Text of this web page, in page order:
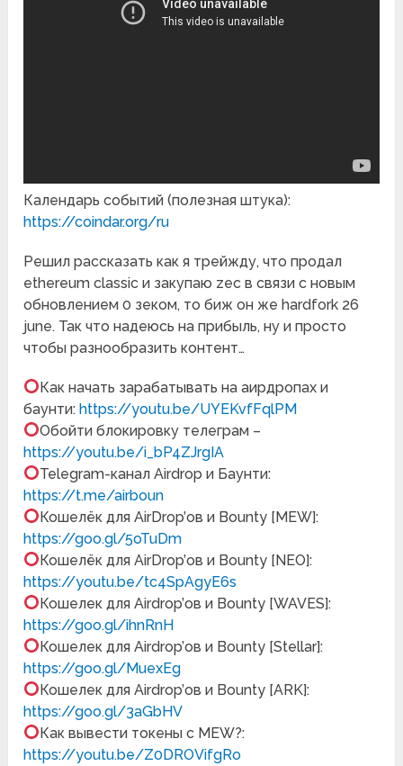
Календарь событий (полезная штука):
https://coindar.org/ru
Решил рассказать как я трейжду, что продал
ethereum classic и закупаю zec в связи с новым
обновлением 0 зеком, то биж он же hardfork 26
june. Так что надеюсь на прибыль, ну и просто
чтобы разнообразить контент…
Как начать зарабатывать на аирдропах и
баунти:https://youtu.be/UYEKvfFqlPM
Обойти блокировку телеграм –
https://youtu.be/i_bP4ZJrgIA
Telegram-канал Airdrop и Баунти:
https://t.me/airboun
Кошелёк для AirDrop’ов и Bounty [MEW]:
https://goo.gl/5oTuDm
Кошелёк для AirDrop’ов и Bounty [NEO]:
https://youtu.be/tc4SpAgyE6s
Кошелек для Airdrop’ов и Bounty [WAVES]:
https://goo.gl/ihnRnH
Кошелек для Airdrop’ов и Bounty [Stellar]:
https://goo.gl/MuexEg
Кошелек для Airdrop’ов и Bounty [ARK]:
https://goo.gl/3aGbHV
Как вывести токены с MEW?:
https://youtu.be/Z0DROVifgRo